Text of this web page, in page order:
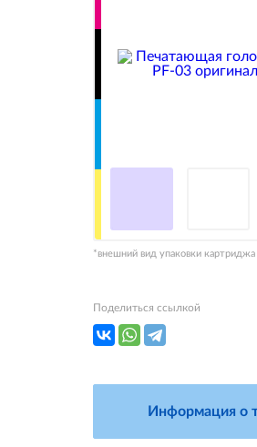
*внешний вид упаковки
Поделиться ссылкой
Информация о